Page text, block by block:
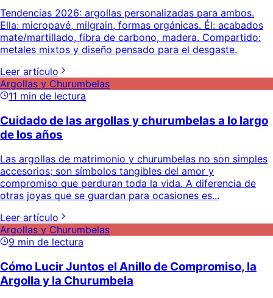
Tendencias 2026: argollas personalizadas para ambos.
Ella: micropavé, milgrain, formas orgánicas. Él: acabados
mate/martillado, fibra de carbono, madera. Compartido:
metales mixtos y diseño pensado para el desgaste.
Leer artículo
Argollas y Churumbelas
11 min de lectura
Cuidado de las argollas y churumbelas a lo largo
de los años
Las argollas de matrimonio y churumbelas no son simples
accesorios; son símbolos tangibles del amor y
compromiso que perduran toda la vida. A diferencia de
otras joyas que se guardan para ocasiones es...
Leer artículo
Argollas y Churumbelas
9 min de lectura
Cómo Lucir Juntos el Anillo de Compromiso, la
Argolla y la Churumbela